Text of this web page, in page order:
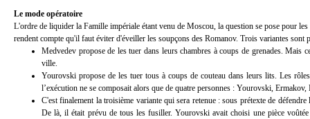
Le mode opératoire
L'ordre de liquider la Famille impériale étant venu de Moscou, la question se pose pour
rendent compte qu'il faut éviter d'éveiller les soupçons des Romanov. Trois variantes sont
Medvedev propose de les tuer dans leurs chambres à coups de grenades. Mais
ville.
Yourovski propose de les tuer tous à coups de couteau dans leurs lits. Les
l’exécution ne se composait alors que de quatre personnes : Yourovski,
C'est finalement la troisième variante qui sera retenue : sous prétexte de
De là, il était prévu de tous les fusiller. Yourovski avait choisi une pièce